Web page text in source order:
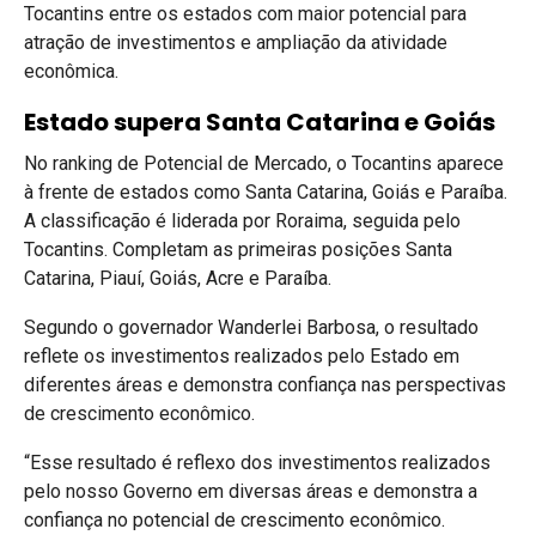
Tocantins entre os estados com maior potencial para
atração de investimentos e ampliação da atividade
econômica.
Estado supera Santa Catarina e Goiás
No ranking de Potencial de Mercado, o Tocantins aparece
à frente de estados como Santa Catarina, Goiás e Paraíba.
A classificação é liderada por Roraima, seguida pelo
Tocantins. Completam as primeiras posições Santa
Catarina, Piauí, Goiás, Acre e Paraíba.
Segundo o governador Wanderlei Barbosa, o resultado
reflete os investimentos realizados pelo Estado em
diferentes áreas e demonstra confiança nas perspectivas
de crescimento econômico.
“Esse resultado é reflexo dos investimentos realizados
pelo nosso Governo em diversas áreas e demonstra a
confiança no potencial de crescimento econômico.